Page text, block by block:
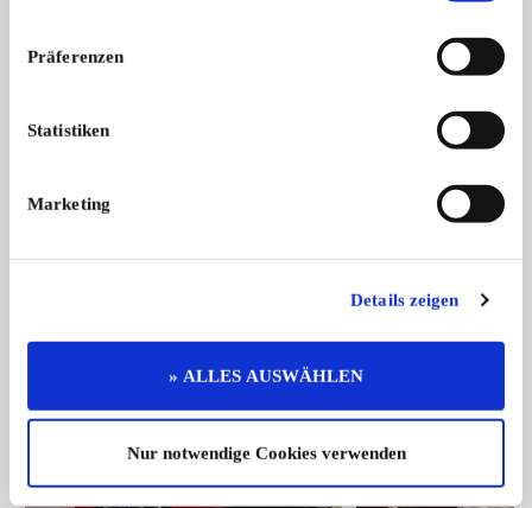
Präferenzen
Statistiken
Marketing
Details zeigen
» ALLES AUSWÄHLEN
Nur notwendige Cookies verwenden
Mercedes-Benz C 180 Sport
9.850,- €
ALLE ANZEIGEN
2